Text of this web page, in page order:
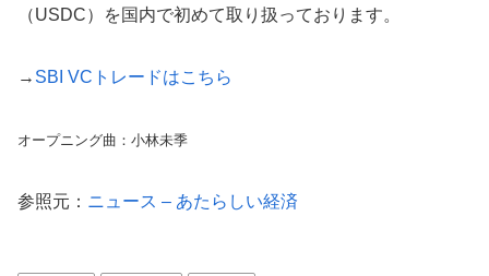
（USDC）を国内で初めて取り扱っております。
→ SBI VCトレードはこちら
オープニング曲：小林未季
参照元： ニュース – あたらしい経済